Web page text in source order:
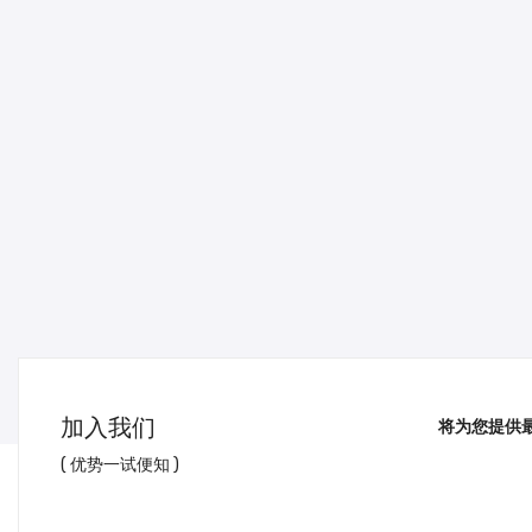
加入我们
( 优势一试便知 )
将为您提供